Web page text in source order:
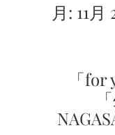
月: 11月
「